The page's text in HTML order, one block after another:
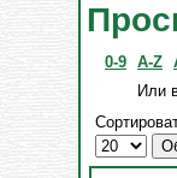
0-9 A-Z
Или